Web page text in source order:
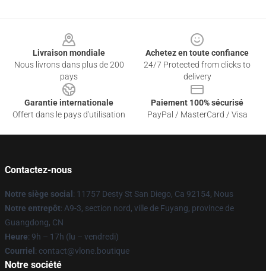
Livraison mondiale
Nous livrons dans plus de 200
pays
Achetez en toute confiance
24/7 Protected from clicks to
delivery
Garantie internationale
Offert dans le pays d'utilisation
Paiement 100% sécurisé
PayPal / MasterCard / Visa
Contactez-nous
Notre siège social : 11757 Desty St San Diego, Ca 92154, Nous
Notre entrepôt: A9-3, section nord, ville de Fuyang, province de
Guangdong, CN
Heure: 9h – 17h (lu – vendredi)
Courriel : contact@vlone.boutique
Notre société